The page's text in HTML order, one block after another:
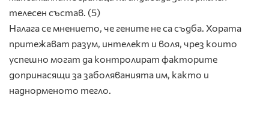
телесен състав. (5)
Налага се мнението, че гените не са съдба. Хората
притежават разум, интелект и воля, чрез които
успешно могат да контролират факторите
допринасящи за заболяванията им, както и
наднорменото тегло.